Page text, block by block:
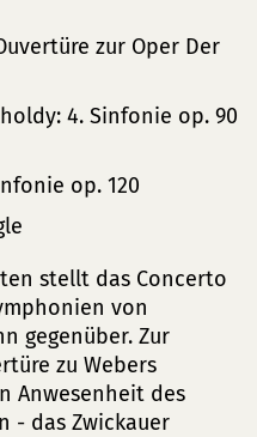
zur Oper Der
4. Sinfonie op. 90
op. 120
stellt das Concerto
von
gegenüber. Zur
zu Webers
Anwesenheit des
- das Zwickauer